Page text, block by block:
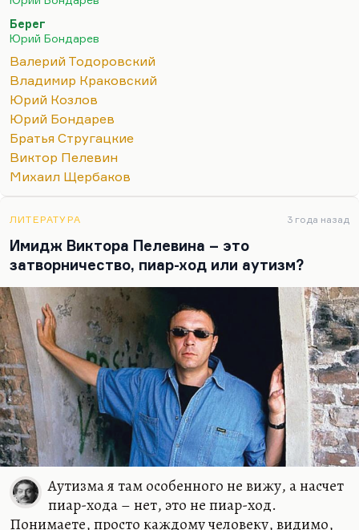
Берег
Юрий Бондарев
Валерий Тодоровский
Владимир Краковский
Юрий Козлов
Юрий Бондарев
Братья Стругацкие
Виктор Пелевин
Михаил Щербаков
ЛИТЕРАТУРА 3 года назад
Имидж Виктора Пелевина – это
затворничество, пиар-ход или аутизм?
Аутизма я там особенного не вижу, а насчет
пиар-хода – нет, это не пиар-ход.
Понимаете, просто каждому человеку, видимо,